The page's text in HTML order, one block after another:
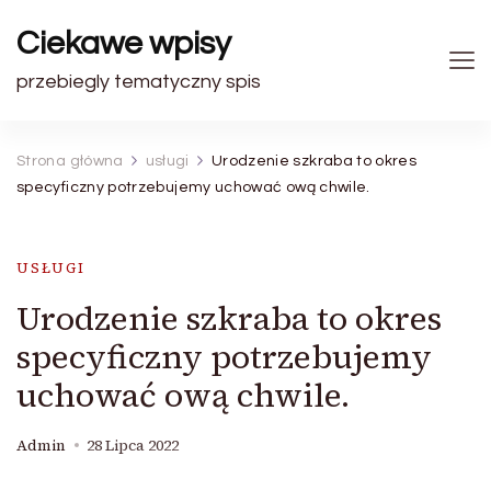
Ciekawe wpisy
przebiegly tematyczny spis
Strona główna usługi
Urodzenie szkraba to okres
specyficzny potrzebujemy uchować ową chwile.
USŁUGI
Urodzenie szkraba to okres
specyficzny potrzebujemy
uchować ową chwile.
Admin 28 Lipca 2022